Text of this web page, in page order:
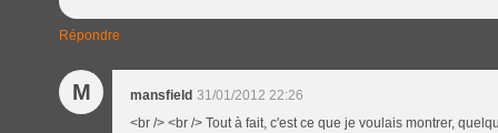
Répondre
M mansfield 31/01/2012 22:26
<br /> <br /> Tout à fait, c'est ce que je voulais montrer,